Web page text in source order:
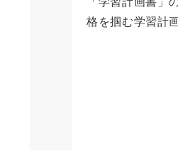
格を掴む学習計